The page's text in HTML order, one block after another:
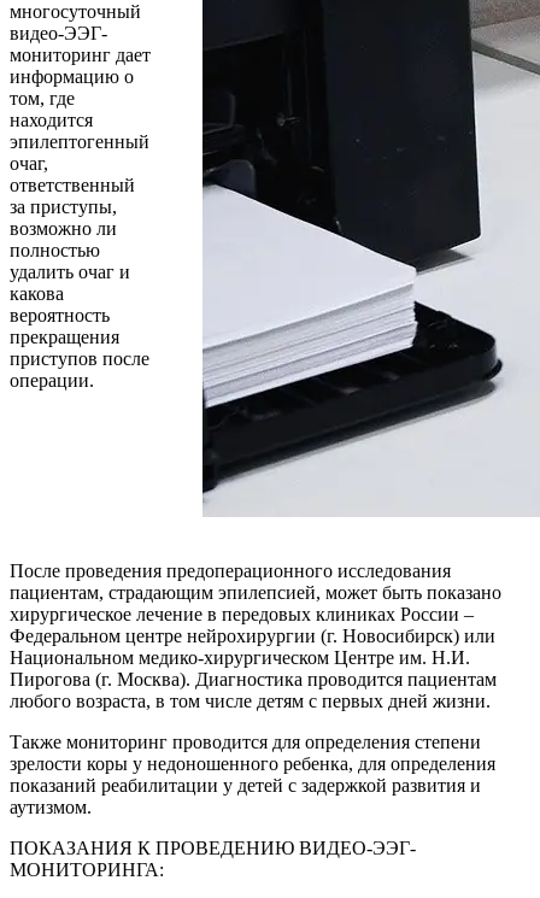
многосуточный
видео-ЭЭГ-
мониторинг дает
информацию о
том, где
находится
эпилептогенный
очаг,
ответственный
за приступы,
возможно ли
полностью
удалить очаг и
какова
вероятность
прекращения
приступов после
операции.
После проведения предоперационного исследования
пациентам, страдающим эпилепсией, может быть показано
хирургическое лечение в передовых клиниках России –
Федеральном центре нейрохирургии (г. Новосибирск) или
Национальном медико-хирургическом Центре им. Н.И.
Пирогова (г. Москва). Диагностика проводится пациентам
любого возраста, в том числе детям с первых дней жизни.
Также мониторинг проводится для определения степени
зрелости коры у недоношенного ребенка, для определения
показаний реабилитации у детей с задержкой развития и
аутизмом.
ПОКАЗАНИЯ К ПРОВЕДЕНИЮ ВИДЕО-ЭЭГ-
МОНИТОРИНГА: